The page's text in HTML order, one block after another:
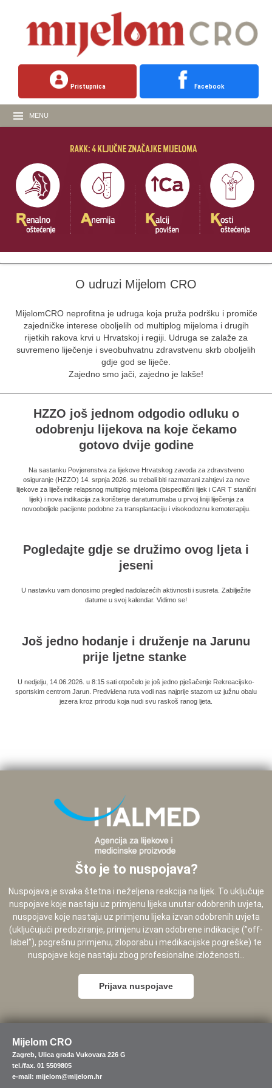
Pristupnica Facebook
MENU
O udruzi Mijelom CRO
MijelomCRO neprofitna je udruga koja pruža podršku i promiče
zajedničke interese oboljelih od multiplog mijeloma i drugih
rijetkih rakova krvi u Hrvatskoj i regiji. Udruga se zalaže za
suvremeno liječenje i sveobuhvatnu zdravstvenu skrb oboljelih
gdje god se liječe.
Zajedno smo jači, zajedno je lakše!
HZZO još jednom odgodio odluku o
odobrenju lijekova na koje čekamo
gotovo dvije godine
Na sastanku Povjerenstva za lijekove Hrvatskog zavoda za zdravstveno
osiguranje (HZZO) 14. srpnja 2026. su trebali biti razmatrani zahtjevi za nove
lijekove za liječenje relapsnog multiplog mijeloma (bispecifični lijek i CAR T stanični
lijek) i nova indikacija za korištenje daratumumaba u prvoj liniji liječenja za
novooboljele pacijente podobne za transplantaciju i visokodoznu kemoterapiju.
Pogledajte gdje se družimo ovog ljeta i
jeseni
U nastavku vam donosimo pregled nadolazećih aktivnosti i susreta. Zabilježite
datume u svoj kalendar. Vidimo se!
Još jedno hodanje i druženje na Jarunu
prije ljetne stanke
U nedjelju, 14.06.2026. u 8:15 sati otpočelo je još jedno pješačenje Rekreacijsko-
sportskim centrom Jarun. Predviđena ruta vodi nas najprije stazom uz južnu obalu
jezera kroz prirodu koja nudi svu raskoš ranog ljeta.
Što je to nuspojava?
Nuspojava je svaka štetna i neželjena reakcija na lijek. To uključuje
nuspojave koje nastaju uz primjenu lijeka unutar odobrenih uvjeta,
nuspojave koje nastaju uz primjenu lijeka izvan odobrenih uvjeta
(uključujući predoziranje, primjenu izvan odobrene indikacije (”off-
label”), pogrešnu primjenu, zloporabu i medikacijske pogreške) te
nuspojave koje nastaju zbog profesionalne izloženosti...
Prijava nuspojave
Mijelom CRO
Zagreb, Ulica grada Vukovara 226 G
tel./fax. 01 5509805
e-mail: mijelom@mijelom.hr